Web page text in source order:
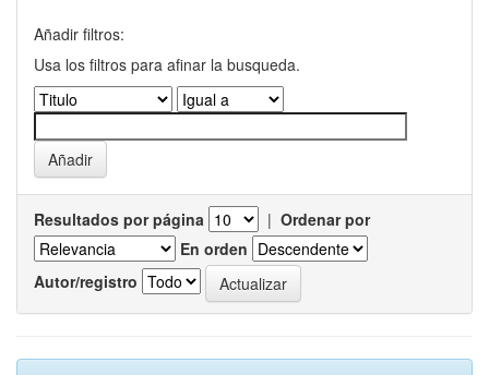
Añadir filtros:
Usa los filtros para afinar la busqueda.
Resultados por página | Ordenar por
En orden
Autor/registro